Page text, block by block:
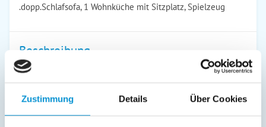
Zustimmung Details Über Cookies
.dopp.Schlafsofa, 1 Wohnküche mit Sitzplatz, Spielzeug
Beschreibung
Bei uns können Sie Kultur und Erholung erleben
Die Ferienwohnung liegt in einer sehr ruhigen Wohngegend
von Oldenburg in einer Stichstraße, unmittelbar am